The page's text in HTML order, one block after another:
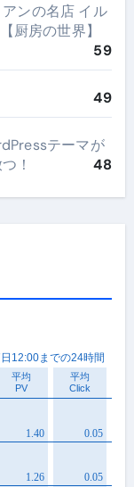
ンの名店 イル
厨房の世界】
59
49
テーマが
つ！
48